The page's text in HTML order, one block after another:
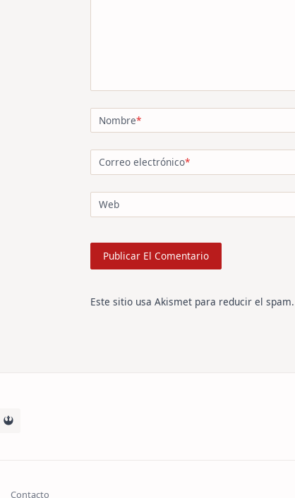
Nombre*
Correo electrónico*
Web
Este sitio usa Akismet para reducir el spam.
Contacto